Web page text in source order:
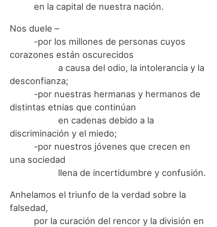
en la capital de nuestra nación.
Nos duele –
-por los millones de personas cuyos
corazones están oscurecidos
a causa del odio, la intolerancia y la
desconfianza;
-por nuestras hermanas y hermanos de
distintas etnias que continúan
en cadenas debido a la
discriminación y el miedo;
-por nuestros jóvenes que crecen en
una sociedad
llena de incertidumbre y confusión.
Anhelamos el triunfo de la verdad sobre la
falsedad,
por la curación del rencor y la división en